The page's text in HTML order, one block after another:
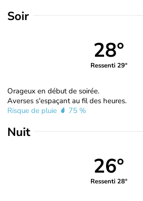
Soir
28°
Ressenti 29°
Orageux en début de soirée.
Averses s'espaçant au fil des heures.
Risque de pluie
75 %
Nuit
26°
Ressenti 28°